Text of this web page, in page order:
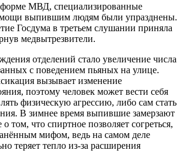
МВД, специализированные
выпившим людям были упразднены.
Госдума в третьем слушании приняла
медвытрезвители.
отделений стало увеличение числа
с поведением пьяных на улице.
вызывает изменение
поэтому человек может вести себя
физическую агрессию, либо сам стать
В зимнее время выпившие замерзают
том, что спиртное позволяет согреться,
мифом, ведь на самом деле
теряет тепло из-за расширения